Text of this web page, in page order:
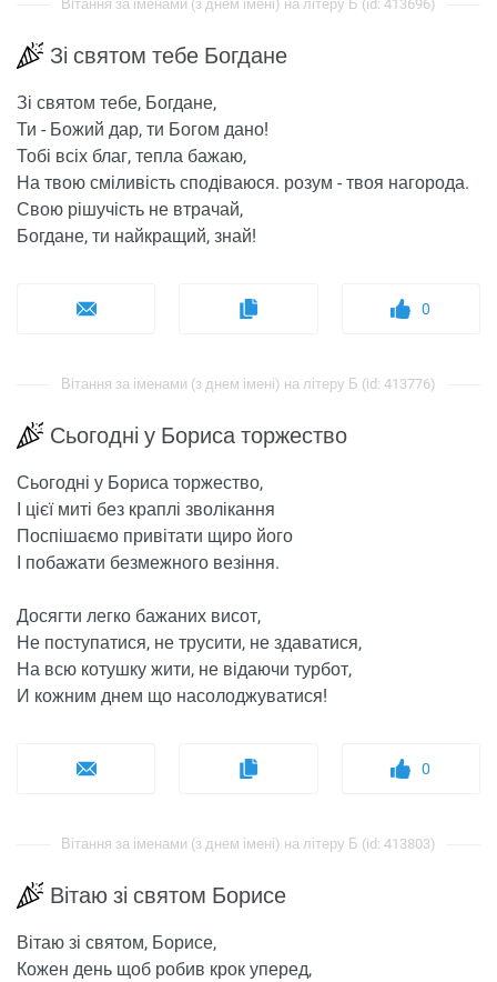
Вітання за іменами (з днем ​​імені) на літеру Б (id: 413696)
Зі святом тебе Богдане
Зі святом тебе, Богдане,
Ти - Божий дар, ти Богом дано!
Тобі всіх благ, тепла бажаю,
На твою сміливість сподіваюся. розум - твоя нагорода.
Свою рішучість не втрачай,
Богдане, ти найкращий, знай!
0
Вітання за іменами (з днем ​​імені) на літеру Б (id: 413776)
Сьогодні у Бориса торжество
Сьогодні у Бориса торжество,
І цієї миті без краплі зволікання
Поспішаємо привітати щиро його
І побажати безмежного везіння.
Досягти легко бажаних висот,
Не поступатися, не трусити, не здаватися,
На всю котушку жити, не відаючи турбот,
И кожним днем ​​що насолоджуватися!
0
Вітання за іменами (з днем ​​імені) на літеру Б (id: 413803)
Вітаю зі святом Борисе
Вітаю зі святом, Борисе,
Кожен день щоб робив крок уперед,